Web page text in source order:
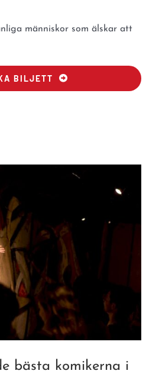
människor som älskar att
BILJETT
bästa komikerna i